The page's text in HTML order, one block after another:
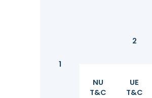
1
2
NU
T&C
UE
T&C